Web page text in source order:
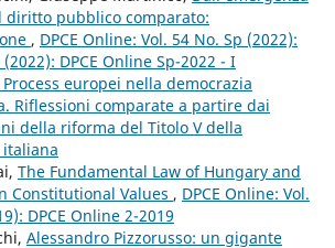
diritto pubblico comparato:
, DPCE Online: Vol. 54 No. Sp (2022):
DPCE Online Sp-2022 - I
europei nella democrazia
Riflessioni comparate a partire dai
della riforma del Titolo V della
The Fundamental Law of Hungary and
Constitutional Values , DPCE Online: Vol.
DPCE Online 2-2019
Alessandro Pizzorusso: un gigante